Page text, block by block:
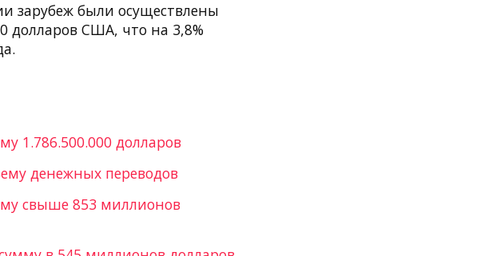
зарубеж были осуществлены
долларов США, что на 3,8%
1.786.500.000 долларов
денежных переводов
свыше 853 миллионов